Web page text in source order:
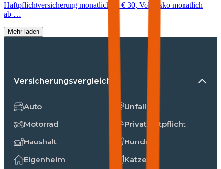
Haftpflichtversicherung monatlich ab€ 30, Vollkasko monatlich
ab …
Mehr laden
Versicherungsvergleiche
Auto
Motorrad
Haushalt
Eigenheim
Unfall
Privathaftpflicht
Hunde
Katzen